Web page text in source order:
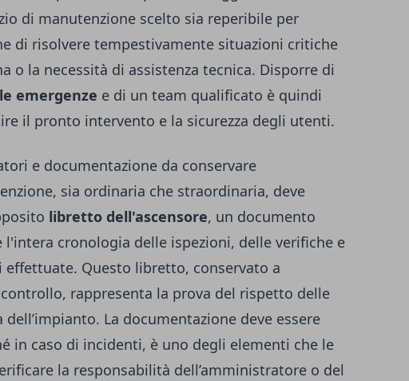
di manutenzione scelto sia reperibile per
di risolvere tempestivamente situazioni critiche
o la necessità di assistenza tecnica. Disporre di
emergenze e di un team qualificato è quindi
il pronto intervento e la sicurezza degli utenti.
e documentazione da conservare
sia ordinaria che straordinaria, deve
libretto dell'ascensore, un documento
cronologia delle ispezioni, delle verifiche e
effettuate. Questo libretto, conservato a
rappresenta la prova del rispetto delle
dell’impianto. La documentazione deve essere
in caso di incidenti, è uno degli elementi che le
la responsabilità dell’amministratore o del